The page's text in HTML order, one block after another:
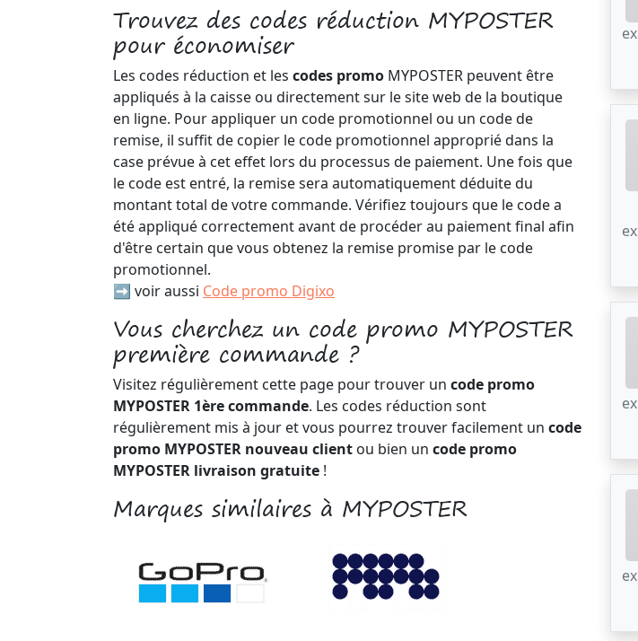
Trouvez des codes réduction MYPOSTER
pour économiser
Les codes réduction et les codes promo MYPOSTER peuvent être
appliqués à la caisse ou directement sur le site web de la boutique
en ligne. Pour appliquer un code promotionnel ou un code de
remise, il suffit de copier le code promotionnel approprié dans la
case prévue à cet effet lors du processus de paiement. Une fois que
le code est entré, la remise sera automatiquement déduite du
montant total de votre commande. Vérifiez toujours que le code a
été appliqué correctement avant de procéder au paiement final afin
d'être certain que vous obtenez la remise promise par le code
promotionnel.
➡️ voir aussi Code promo Digixo
Vous cherchez un code promo MYPOSTER
première commande ?
Visitez régulièrement cette page pour trouver un code promo
MYPOSTER 1ère commande. Les codes réduction sont
régulièrement mis à jour et vous pourrez trouver facilement un code
promo MYPOSTER nouveau client ou bien un code promo
MYPOSTER livraison gratuite !
Marques similaires à MYPOSTER